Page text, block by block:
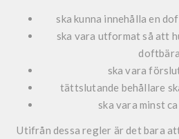
ska kunna innehålla en
ska vara utformat så att
ska vara
tättslutande behållare
ska vara minst
Utifrån dessa regler är det bara